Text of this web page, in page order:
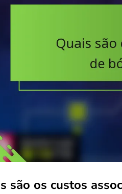
são os custos